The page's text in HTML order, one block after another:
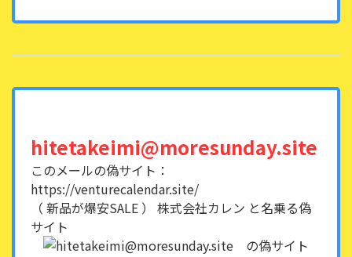
hitetakeimi@moresunday.site
このメールの偽サイト：
https://venturecalendar.site/
（ 新品が爆安SALE ） 株式会社カレン と名乗る偽
サイト